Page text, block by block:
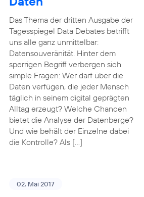
Das Thema der dritten Ausgabe der
Tagesspiegel Data Debates betrifft
uns alle ganz unmittelbar:
Datensouveränität. Hinter dem
sperrigen Begriff verbergen sich
simple Fragen: Wer darf über die
Daten verfügen, die jeder Mensch
täglich in seinem digital geprägten
Alltag erzeugt? Welche Chancen
bietet die Analyse der Datenberge?
Und wie behält der Einzelne dabei
die Kontrolle? Als […]
02. Mai 2017